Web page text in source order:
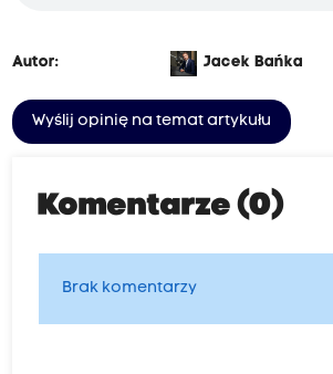
Autor: Jacek Bańka
Wyślij opinię na temat artykułu
Komentarze (0)
Brak komentarzy